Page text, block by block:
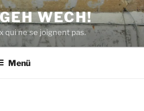
WECH!
qui ne se joignent pas.
Menü